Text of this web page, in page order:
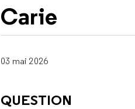
Carie
03 mai 2026
QUESTION